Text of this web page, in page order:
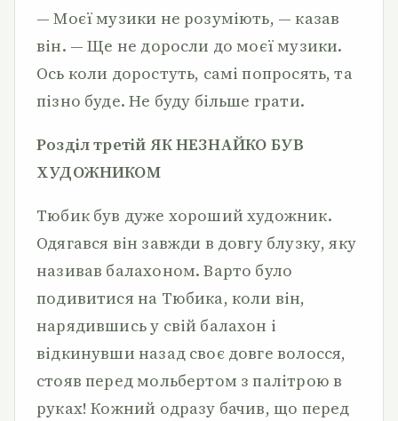
— Моєї музики не розуміють, — казав
він. — Ще не доросли до моєї музики.
Ось коли доростуть, самі попросять, та
пізно буде. Не буду більше грати.
Розділ третій ЯК НЕЗНАЙКО БУВ
ХУДОЖНИКОМ
Тюбик був дуже хороший художник.
Одягався він завжди в довгу блузку, яку
називав балахоном. Варто було
подивитися на Тюбика, коли він,
нарядившись у свій балахон і
відкинувши назад своє довге волосся,
стояв перед мольбертом з палітрою в
руках! Кожний одразу бачив, що перед